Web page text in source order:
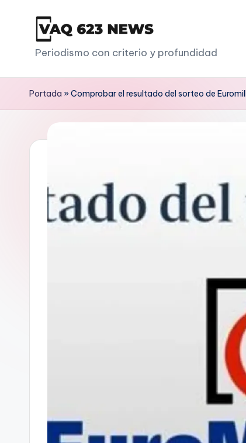
V
a
q
Periodismo con criterio y profundidad
Portada »Comprobar el resultado del sorteo de